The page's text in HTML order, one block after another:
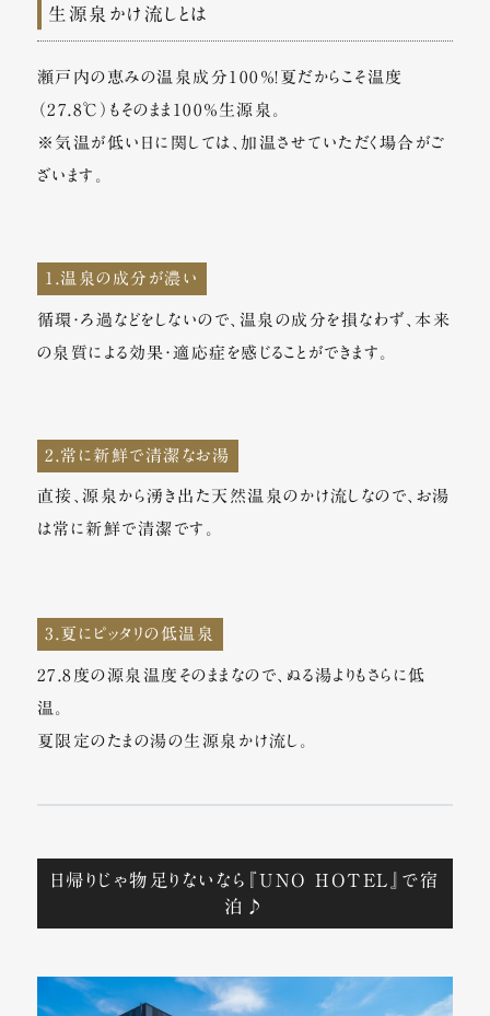
生源泉かけ流しとは
瀬戸内の恵みの温泉成分100％！夏だからこそ温度
（27.8℃）もそのまま100％生源泉。
※気温が低い日に関しては、加温させていただく場合がご
ざいます。
1.温泉の成分が濃い
循環・ろ過などをしないので、温泉の成分を損なわず、本来
の泉質による効果・適応症を感じることができます。
2.常に新鮮で清潔なお湯
直接、源泉から湧き出た天然温泉のかけ流しなので、お湯
は常に新鮮で清潔です。
3.夏にピッタリの低温泉
27.8度の源泉温度そのままなので、ぬる湯よりもさらに低
温。
夏限定のたまの湯の生源泉かけ流し。
日帰りじゃ物足りないなら『UNO HOTEL』で宿
泊♪